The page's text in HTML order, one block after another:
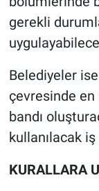
gerekli
Belediyeler
çevresinde
bandı
kullanılacak
KURALLARA